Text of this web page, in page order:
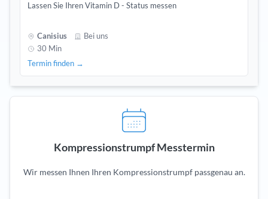
Lassen Sie Ihren Vitamin D - Status messen
Canisius
Bei uns
30 Min
Termin finden →
Kompressionstrumpf Messtermin
Wir messen Ihnen Ihren Kompressionstrumpf passgenau an.